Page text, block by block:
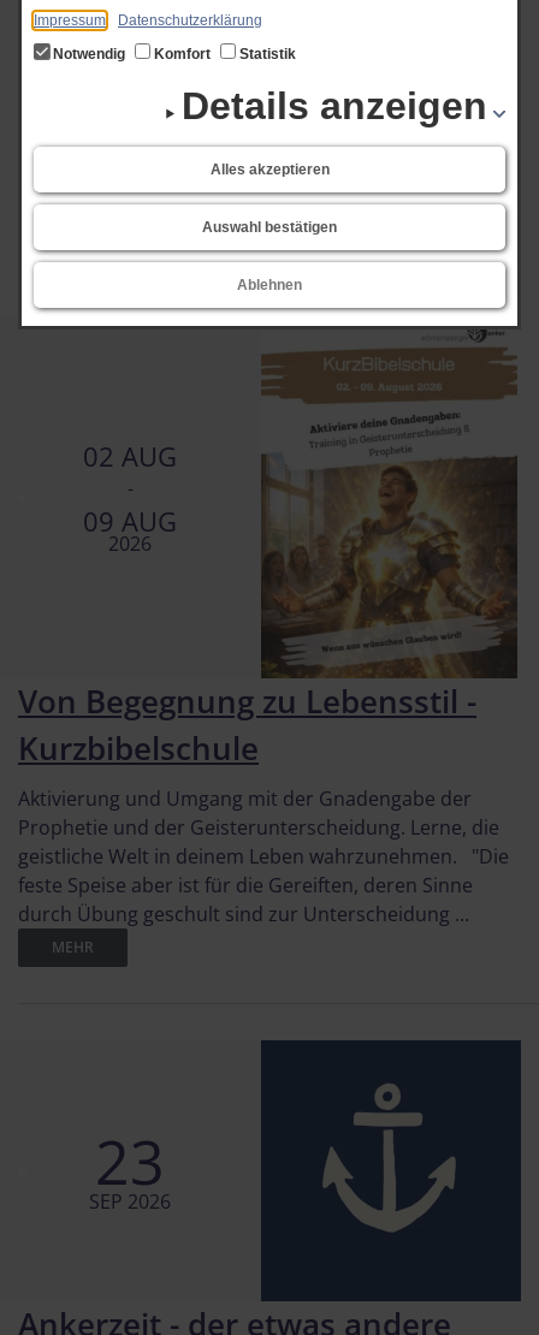
Impressum
Datenschutzerklärung
Notwendig
Komfort Statistik
Details anzeigen
Alles akzeptieren
Auswahl bestätigen
Ablehnen
Hilfreiche Impulse und eine wunderbare Gemeinschaft – hier fühlt man sich
einfach wohl!
Art der Veranstaltung
02 AUG
-
09 AUG
2026
Von Begegnung zu Lebensstil -
Kurzbibelschule
Aktivierung und Umgang mit der Gnadengabe der
Prophetie und der Geisterunterscheidung. Lerne, die
geistliche Welt in deinem Leben wahrzunehmen. "Die
feste Speise aber ist für die Gereiften, deren Sinne
durch Übung geschult sind zur Unterscheidung ...
MEHR
23
SEP 2026
Ankerzeit - der etwas andere